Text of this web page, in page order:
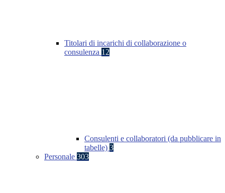
Titolari di incarichi di collaborazione o
consulenza 12
Consulenti e collaboratori (da pubblicare in
tabelle) 3
Personale 303